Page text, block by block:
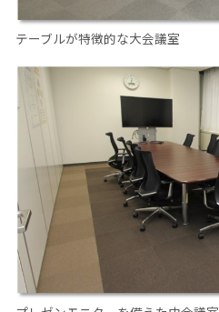
テーブルが特徴的な大会議室